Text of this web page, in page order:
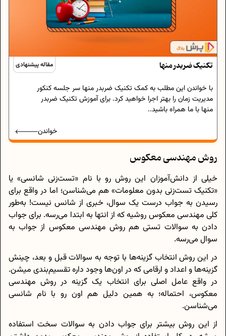
مقاله پیشنهادی تکنیک ضربدر منها
با خواندن این مطلب به کمک تکنیک ضربدر منها سر جلسه کنکور
مدیریت زمان را بهتر اجرا خواهید کرد. برای آموزش تکنیک ضربدر
منها با ما همراه باشید..
خواندن
روش مهندسی معکوس
خیلی از دانش‌آموزان این روش رو با نام «تست‌زنی شانسی» یا
«تکنیک تست‌زنی بدون معلومات» هم می‌شناسن؛ اما در واقع برای
رسیدن به جواب درست یک سوال، خبری از شانس نیست! به‌طور
کلی مهندسی معکوس روشیه که از انتها به ابتدا می‌رسه. برای جواب
دادن به سوالات تستی هم روش مهندسی معکوس از جواب به
سوال می‌رسه.
در این روش انتخاب گزینه‌ها با توجه به سوالات قبل و بعد، چینش
گزینه‌ها و اعداد و ارقامی که در اون‌ها وجود داره تقسیم‌بندی میشن.
در واقع عامل اصلی برای انتخاب یک گزینه در روش مهندسی
معکوس، احتماله؛ به همین دلیل هم اون رو با نام شانسی
می‌شناسن.
از این روش بیشتر برای جواب دادن به سوالات سخت استفاده